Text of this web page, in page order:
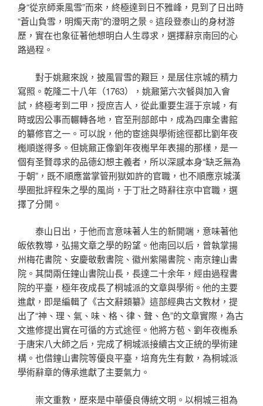
身“從京師乘風雪”而來，終極達到日不雅峰，見到了日出時
“蒼山負雪，明燭天南”的澄明之景。這段登泰山的身材游
歷，實在也象征著他想明白人生尋求，選擇辭京南回的心
路過程。
對于姚鼐來說，披風冒雪的艱巨，是居住京城的精力
寫照。乾隆二十八年（1763），姚鼐第六次餐與加入會
試，終極考到二甲，授庶吉人，從此重要生涯于京城，有
時或因公事而輾轉各地，官至刑部郎中，成為四庫全書館
的纂修官之一。可以說，他的宦途與學術途徑都比劉年夜
櫆順遂得多。但姚鼐正像劉年夜櫆早年表揚的那樣，是一
個有圣賢尋求的品德幻想主義者，所以深感本身“缺乏無為
于朝”，既不順應當掌管刑獄如許的官職，也不順應京城漢
學圈批評程朱之學的風尚，于丁壯之時辭往京中官職，選
擇了分開。
泰山日出，于他而言意味著人生的新開端，意味著他
皈依教導，弘揚文章之學的盼望。他南回以后，曾執掌揚
州梅花書院、安慶敬敷書院、徽州紫陽書院、南京鐘山書
院。其間兩任鐘山書院山長，長達二十余年，經由過程書
院的平臺，極年夜成長了桐城派的文章與學術。他的主要
進獻，即是編輯了《古文辭類纂》這部經典古文教材，提
出了“神、理、氣、味、格、律、聲、色”的文章實際，為古
文進修提出實在可循的方式途徑。他將方苞、劉年夜櫆系
于唐宋八大師之后，完成了桐城派接續古文正統的學術建
構。也借鐘山書院等優良平臺，培育先生有數，為桐城派
學術辭章的傳承進獻了主要氣力。
崇文重教，歷來是中華優良傳統文明。以桐城三祖為